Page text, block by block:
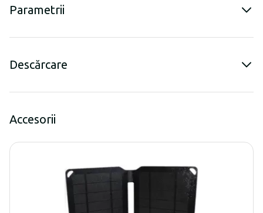
Parametrii
Descărcare
Accesorii